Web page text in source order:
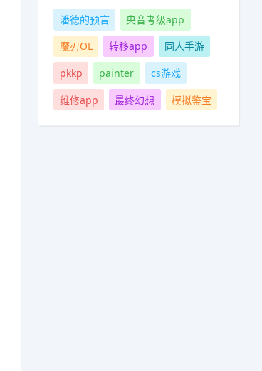
潘德的预言
央音考级app
魔刃OL
转移app
同人手游
pkkp
painter
cs游戏
维修app
最终幻想 模拟鉴宝